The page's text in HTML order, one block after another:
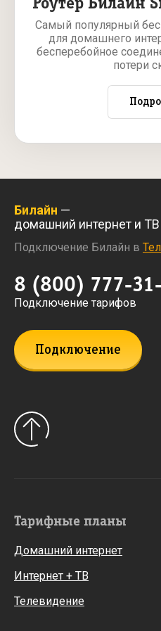
Самый популярный
для домашнего
бесперебойное
потери
Билайн —
домашний интернет и ТВ
Подключение Билайн в
8 (800) 777-
Подключение тарифов
Подключение
Тарифные планы
Домашний интернет
Интернет + ТВ
Телевидение